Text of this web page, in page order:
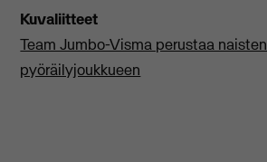
Kuvaliitteet
Team Jumbo-Visma perustaa naisten
pyöräilyjoukkueen